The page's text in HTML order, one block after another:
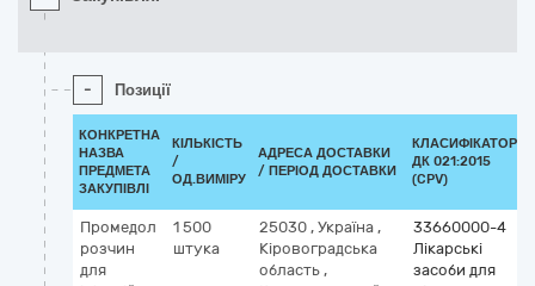
- Позиції
КОНКРЕТНА
НАЗВА
ПРЕДМЕТА
ЗАКУПІВЛІ
КІЛЬКІСТЬ
/
ОД.ВИМІРУ
АДРЕСА ДОСТАВКИ
/ ПЕРІОД ДОСТАВКИ
КЛАСИФІКАТОР
ДК 021:2015
(CPV)
Промедол
розчин
для
1 500
штука
25030 , Україна ,
Кіровоградська
область ,
33660000-4
Лікарські
засоби для